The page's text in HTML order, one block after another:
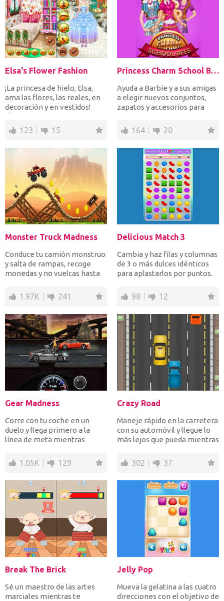
Elsa's Flower Fashion
¡La princesa de hielo, Elsa,
ama las flores, las reales, en
decoración y en vestidos!
123 15
Princess Charm School Bffs
Ayuda a Barbie y a sus amigas
a elegir nuevos conjuntos,
zapatos y accesorios para
164 20
Monster Truck Madness
Conduce tu camión monstruo
y salta de rampas, recoge
monedas y no vuelcas hasta
1.97K 241
Delicious Match 3
Cambia y haz filas y columnas
de 3 o más dulces idénticos
para aplastarlos por puntos.
98 12
Gear Madness
Corre con tu coche en un
duelo y llega primero a la
línea de meta mientras
1.05K 129
Crazy Road
Maneje rápido en la carretera
con su automóvil y llegue lo
más lejos que pueda mientras
302 37
Break The Brick
Sé un maestro de las artes
marciales mientras te
Jelly Pop
Mueva la gelatina a las cuatro
direcciones con el objetivo de